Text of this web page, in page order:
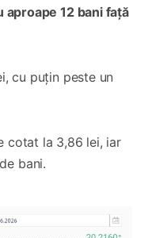
aproape 12 bani față
cu puțin peste un
cotat la 3,86 lei, iar
bani.